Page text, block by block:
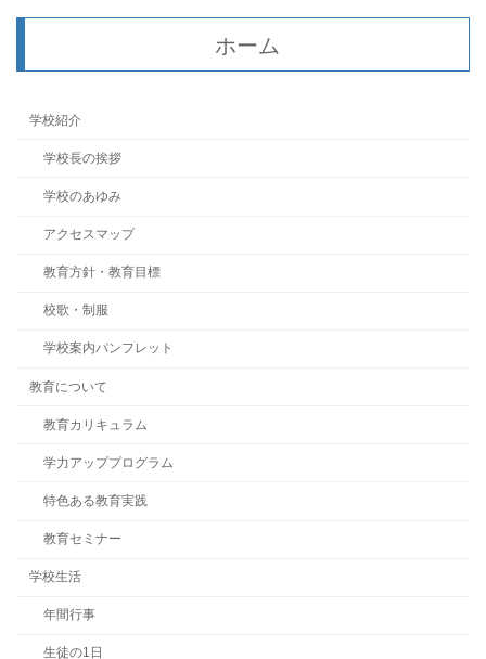
ホーム
学校紹介
学校長の挨拶
学校のあゆみ
アクセスマップ
教育方針・教育目標
校歌・制服
学校案内パンフレット
教育について
教育カリキュラム
学力アッププログラム
特色ある教育実践
教育セミナー
学校生活
年間行事
生徒の1日